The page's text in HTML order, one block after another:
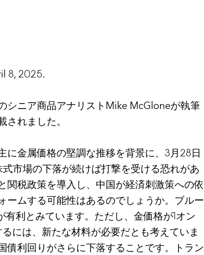
8, 2025.
シニア商品アナリストMike McGloneが執筆
れました。
に金属価格の堅調な推移を背景に、3月28日
市場の下落が続けば打撃を受ける恐れがあ
関税政策を導入し、中国が経済刺激策への依
ームする可能性はあるのでしょうか。ブルー
利とみています。ただし、金価格が1オン
には、新たな材料が必要だとも考えていま
債利回りがさらに下落することです。トラン